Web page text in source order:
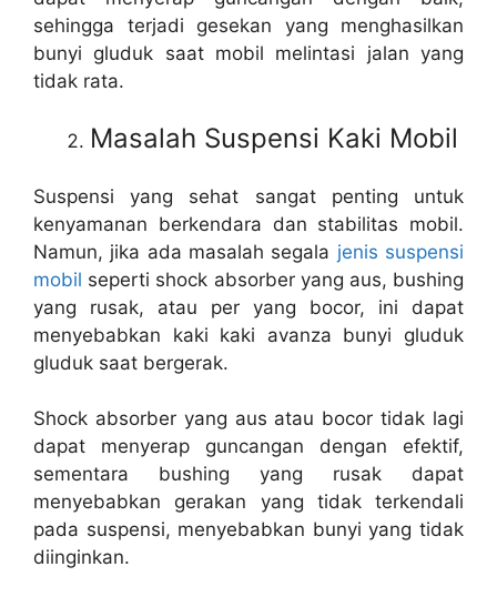
sehingga terjadi gesekan yang menghasilkan
bunyi gluduk saat mobil melintasi jalan yang
tidak rata.
Masalah Suspensi Kaki Mobil
Suspensi yang sehat sangat penting untuk
kenyamanan berkendara dan stabilitas mobil.
Namun, jika ada masalah segala jenis suspensi
mobil seperti shock absorber yang aus, bushing
yang rusak, atau per yang bocor, ini dapat
menyebabkan kaki kaki avanza bunyi gluduk
gluduk saat bergerak.
Shock absorber yang aus atau bocor tidak lagi
dapat menyerap guncangan dengan efektif,
sementara bushing yang rusak dapat
menyebabkan gerakan yang tidak terkendali
pada suspensi, menyebabkan bunyi yang tidak
diinginkan.